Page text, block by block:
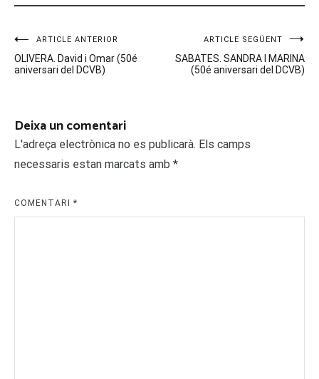
Navegació
d'entrades
ARTICLE ANTERIOR
OLIVERA. David i Omar (50é
aniversari del DCVB)
ARTICLE SEGÜENT
SABATES. SANDRA I MARINA
(50é aniversari del DCVB)
Deixa un comentari
L'adreça electrònica no es publicarà. Els camps
necessaris estan marcats amb *
COMENTARI *